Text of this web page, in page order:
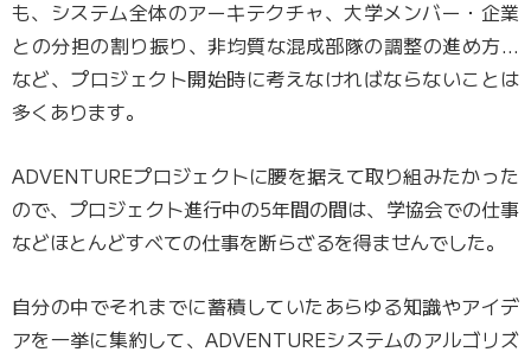
も、システム全体のアーキテクチャ、大学メンバー・企業
との分担の割り振り、非均質な混成部隊の調整の進め方…
など、プロジェクト開始時に考えなければならないことは
多くあります。
ADVENTUREプロジェクトに腰を据えて取り組みたかった
ので、プロジェクト進行中の5年間の間は、学協会での仕事
などほとんどすべての仕事を断らざるを得ませんでした。
自分の中でそれまでに蓄積していたあらゆる知識やアイデ
アを一挙に集約して、ADVENTUREシステムのアルゴリズ